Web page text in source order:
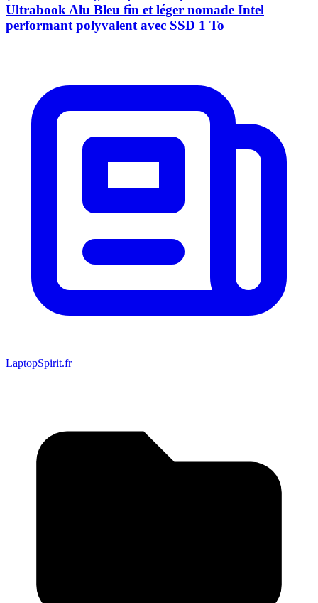
Ultrabook Alu Bleu fin et léger nomade Intel
performant polyvalent avec SSD 1 To
LaptopSpirit.fr